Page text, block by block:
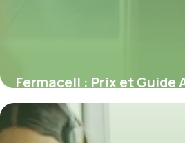
Fermacell : Prix et Guide
8 juillet 2026